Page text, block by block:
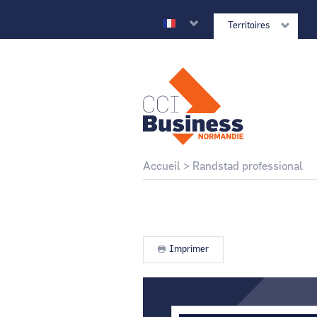
Territoires
CCI Business
Fil
d'Ariane
Accueil Randstad professional
Imprimer